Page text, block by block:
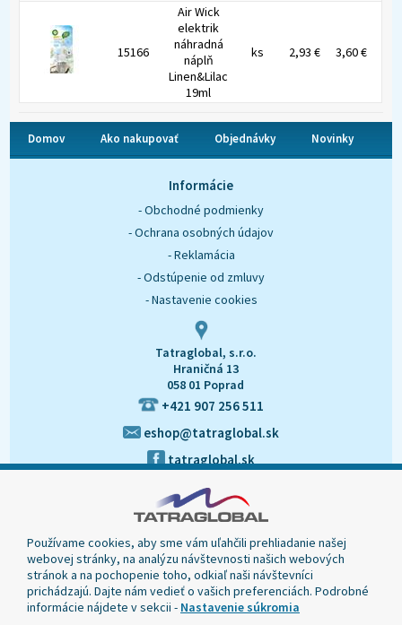
15166
Air Wick
elektrik
náhradná
náplň
Linen&Lilac
19ml
ks 2,93 € 3,60 €
Domov Ako nakupovať Objednávky Novinky
Informácie
- Obchodné podmienky
- Ochrana osobných údajov
- Reklamácia
- Odstúpenie od zmluvy
- Nastavenie cookies
Tatraglobal, s.r.o.
Hraničná 13
058 01 Poprad
+421 907 256 511
eshop@tatraglobal.sk
tatraglobal.sk
Používame cookies, aby sme vám uľahčili prehliadanie našej
webovej stránky, na analýzu návštevnosti našich webových
stránok a na pochopenie toho, odkiaľ naši návštevníci
prichádzajú. Dajte nám vedieť o vašich preferenciách. Podrobné
informácie nájdete v sekcii - Nastavenie súkromia